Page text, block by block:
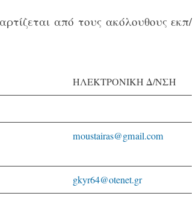
από τους ακόλουθους εκπ/
ΗΛΕΚΤΡΟΝΙΚΗ Δ/ΝΣΗ
moustairas@gmail.com
gkyr64@otenet.gr